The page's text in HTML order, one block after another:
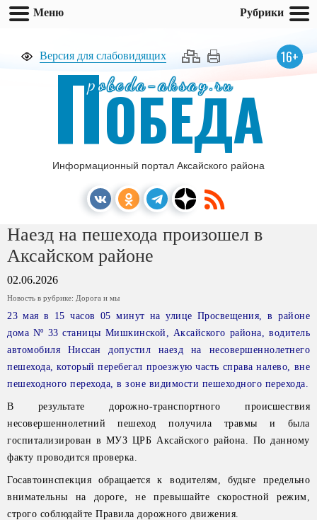
Версия для слабовидящих 16+
pobeda-aksay.ru
ПОБЕДА
Информационный портал Аксайского района
Наезд на пешехода произошел в
Аксайском районе
02.06.2026
Новость в рубрике: Дорога и мы
23 мая в 15 часов 05 минут на улице Просвещения, в районе
дома Nº 33 станицы Мишкинской, Аксайского района, водитель
автомобиля Ниссан допустил наезд на несовершеннолетнего
пешехода, который перебегал проезжую часть справа налево, вне
пешеходного перехода, в зоне видимости пешеходного перехода.
В результате дорожно-транспортного происшествия
несовершеннолетний пешеход получила травмы и была
госпитализирован в МУЗ ЦРБ Аксайского района. По данному
факту проводится проверка.
Госавтоинспекция обращается к водителям, будьте предельно
внимательны на дороге, не превышайте скоростной режим,
строго соблюдайте Правила дорожного движения.
Меню Рубрики